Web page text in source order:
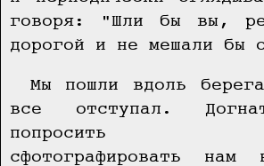
говоря: "Шли бы вы,
дорогой и не мешали бы
Мы пошли вдоль
все отступал.
попросить
сфотографировать нам